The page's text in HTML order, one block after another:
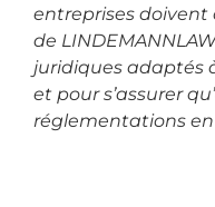
entreprises
de
juridiques adaptés
et pour s’assurer
réglementations